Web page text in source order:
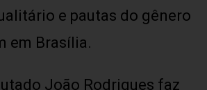
e pautas do gênero
em Brasília.
João Rodrigues faz